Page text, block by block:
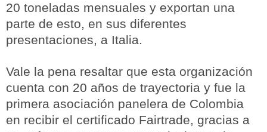
20 toneladas mensuales y exportan una
parte de esto, en sus diferentes
presentaciones, a Italia.
Vale la pena resaltar que esta organización
cuenta con 20 años de trayectoria y fue la
primera asociación panelera de Colombia
en recibir el certificado Fairtrade, gracias a